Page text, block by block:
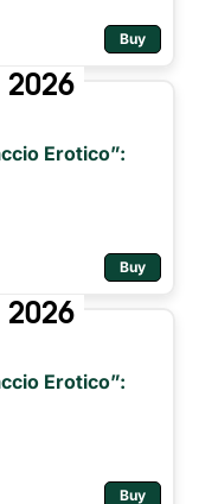
Buy
2026
Erotico”:
Buy
2026
Erotico”:
Buy